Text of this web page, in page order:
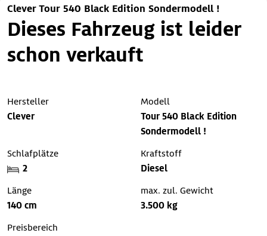
Clever Tour 540 Black Edition Sondermodell !
Dieses Fahrzeug ist leider
schon verkauft
Hersteller
Clever
Modell
Tour 540 Black Edition
Sondermodell !
Schlafplätze
2
Kraftstoff
Diesel
Länge
140 cm
max. zul. Gewicht
3.500 kg
Preisbereich